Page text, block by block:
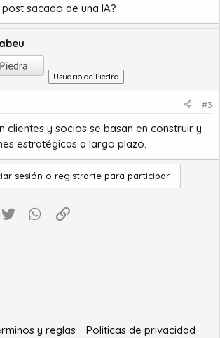
sacado de una IA?
Usuario de Piedra
#3
clientes y socios se basan en construir y
estratégicas a largo plazo.
sesión o registrarte para participar.
Twitter WhatsApp
y reglas Politicas de privacidad